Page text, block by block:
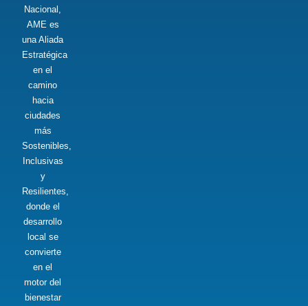
Nacional,
AME es
una Aliada
Estratégica
en el
camino
hacia
ciudades
más
Sostenibles,
Inclusivas
y
Resilientes,
donde el
desarrollo
local se
convierte
en el
motor del
bienestar